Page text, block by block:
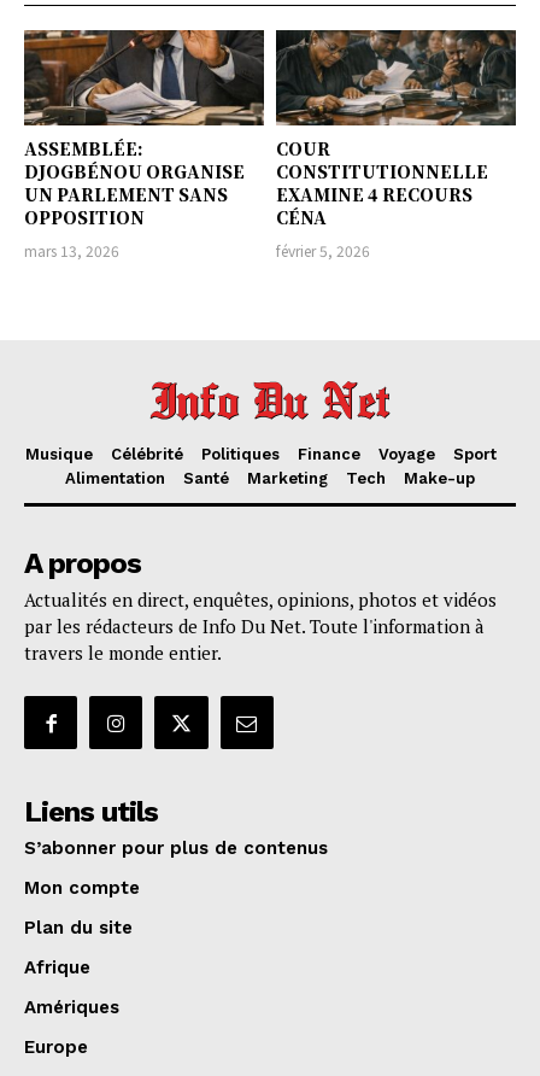
ASSEMBLÉE:
DJOGBÉNOU ORGANISE
UN PARLEMENT SANS
OPPOSITION
mars 13, 2026
COUR
CONSTITUTIONNELLE
EXAMINE 4 RECOURS
CÉNA
février 5, 2026
Musique Célébrité Politiques Finance Voyage
Sport
Alimentation
Santé Marketing Tech Make-up
A propos
Actualités en direct, enquêtes, opinions, photos et vidéos
par les rédacteurs de Info Du Net. Toute l'information à
travers le monde entier.
Liens utils
S’abonner pour plus de contenus
Mon compte
Plan du site
Afrique
Amériques
Europe